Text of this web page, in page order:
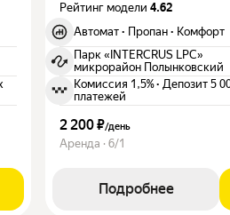
Рейтинг модели 4.62
Автомат · Пропан · Комфорт
Парк «INTERCRUS LPC»
микрорайон Полынковский
Комиссия 1,5%· Депозит 5
платежей
2 200 ₽/день
Аренда · 6/1
Подробнее